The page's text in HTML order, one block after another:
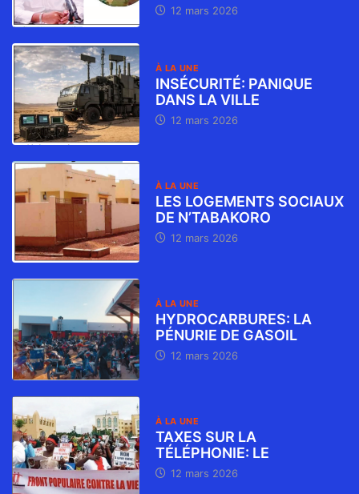
12 mars 2026
À LA UNE
INSÉCURITÉ: PANIQUE
DANS LA VILLE
12 mars 2026
À LA UNE
LES LOGEMENTS SOCIAUX
DE N’TABAKORO
12 mars 2026
À LA UNE
HYDROCARBURES: LA
PÉNURIE DE GASOIL
12 mars 2026
À LA UNE
TAXES SUR LA
TÉLÉPHONIE: LE
12 mars 2026